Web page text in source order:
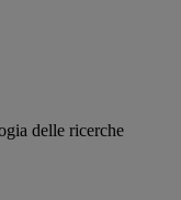
delle ricerche